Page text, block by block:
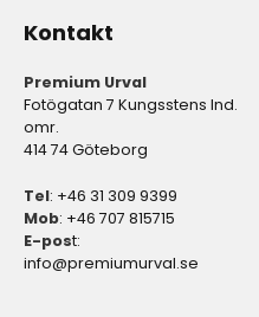
Kontakt
Premium Urval
Fotögatan 7 Kungsstens Ind.
omr.
414 74 Göteborg
Tel: +46 31 309 9399
Mob: +46 707 815715
E-post:
info@premiumurval.se